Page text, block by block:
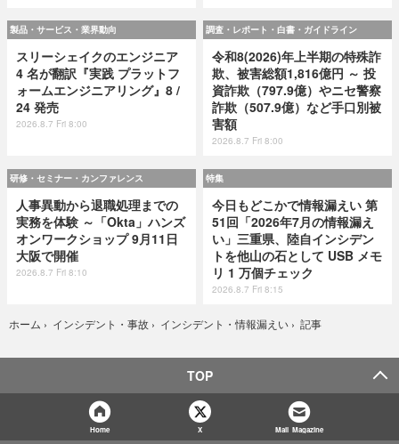
製品・サービス・業界動向
スリーシェイクのエンジニア
4 名が翻訳『実践 プラットフ
ォームエンジニアリング』8 /
24 発売
2026.8.7 Fri 8:00
調査・レポート・白書・ガイドライン
令和8(2026)年上半期の特殊詐
欺、被害総額1,816億円 ～ 投
資詐欺（797.9億）やニセ警察
詐欺（507.9億）など手口別被
害額
2026.8.7 Fri 8:00
研修・セミナー・カンファレンス
人事異動から退職処理までの
実務を体験 ～「Okta」ハンズ
オンワークショップ 9月11日
大阪で開催
2026.8.7 Fri 8:10
特集
今日もどこかで情報漏えい 第
51回「2026年7月の情報漏え
い」三重県、陸自インシデン
トを他山の石として USB メモ
リ 1 万個チェック
2026.8.7 Fri 8:15
ホーム › インシデント・事故 › インシデント・情報漏えい › 記事
TOP
Home X Mail Magazine